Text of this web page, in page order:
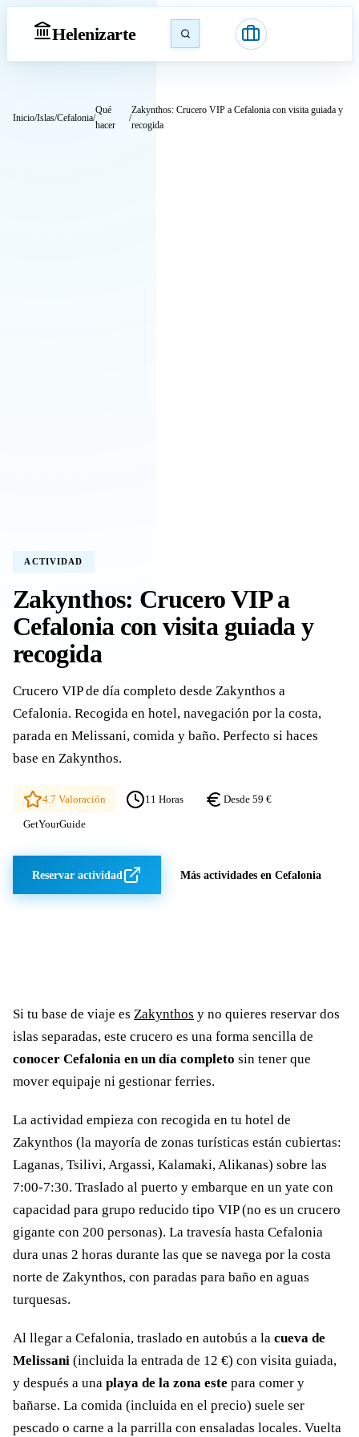
Helenizarte
Inicio/Islas/Cefalonia/
Qué
hacer
/
Zakynthos: Crucero VIP a Cefalonia con visita guiada y
recogida
ACTIVIDAD
Zakynthos: Crucero VIP a
Cefalonia con visita guiada y
recogida
Crucero VIP de día completo desde Zakynthos a
Cefalonia. Recogida en hotel, navegación por la costa,
parada en Melissani, comida y baño. Perfecto si haces
base en Zakynthos.
4.7 Valoración 11 Horas Desde 59 €
GetYourGuide
Reservar actividad Más actividades en Cefalonia
Si tu base de viaje es Zakynthos y no quieres reservar dos
islas separadas, este crucero es una forma sencilla de
conocer Cefalonia en un día completo sin tener que
mover equipaje ni gestionar ferries.
La actividad empieza con recogida en tu hotel de
Zakynthos (la mayoría de zonas turísticas están cubiertas:
Laganas, Tsilivi, Argassi, Kalamaki, Alikanas) sobre las
7:00-7:30. Traslado al puerto y embarque en un yate con
capacidad para grupo reducido tipo VIP (no es un crucero
gigante con 200 personas). La travesía hasta Cefalonia
dura unas 2 horas durante las que se navega por la costa
norte de Zakynthos, con paradas para baño en aguas
turquesas.
Al llegar a Cefalonia, traslado en autobús a la cueva de
Melissani (incluida la entrada de 12 €) con visita guiada,
y después a una playa de la zona este para comer y
bañarse. La comida (incluida en el precio) suele ser
pescado o carne a la parrilla con ensaladas locales. Vuelta